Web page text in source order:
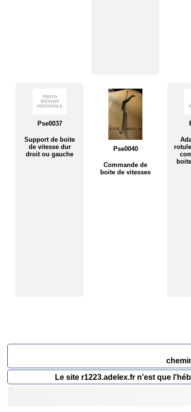
Pse0037
Support de boite
de vitesse dur
droit ou gauche
Pse0040
Commande de
boite de vitesses
Le site r1223.adelex.fr n'est que